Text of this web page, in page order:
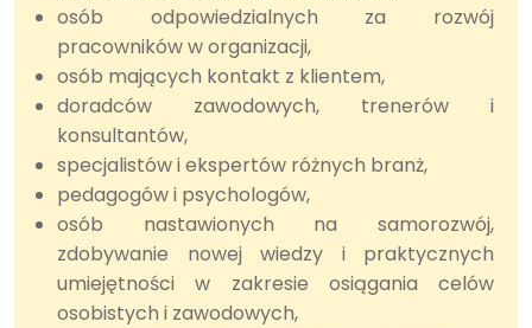
osób odpowiedzialnych za rozwój
pracowników w organizacji,
osób mających kontakt z klientem,
doradców zawodowych, trenerów i
konsultantów,
specjalistów i ekspertów różnych branż,
pedagogów i psychologów,
osób nastawionych na samorozwój,
zdobywanie nowej wiedzy i praktycznych
umiejętności w zakresie osiągania celów
osobistych i zawodowych,